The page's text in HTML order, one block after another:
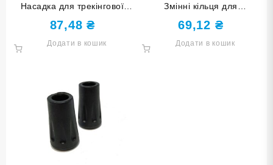
Насадка для трекінгової
палиці HOK-JR
87,48 ₴
Додати в кошик
Змінні кільця для
трекінгових палиць HOK-O
69,12 ₴
Додати в кошик